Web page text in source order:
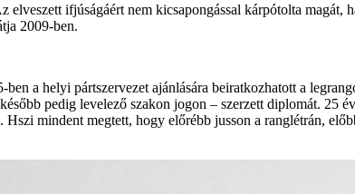
ifjúságáért nem kicsapongással kárpótolta magát,
2009-ben.
a helyi pártszervezet ajánlására beiratkozhatott a
pedig levelező szakon jogon – szerzett diplomát. 25
mindent megtett, hogy előrébb jusson a ranglétrán,